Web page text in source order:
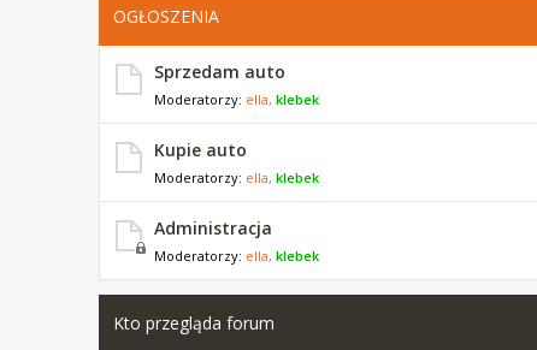
OGŁOSZENIA
Sprzedam auto
Moderatorzy: ella, klebek
Kupie auto
Moderatorzy: ella, klebek
Administracja
Moderatorzy: ella, klebek
Kto przegląda forum